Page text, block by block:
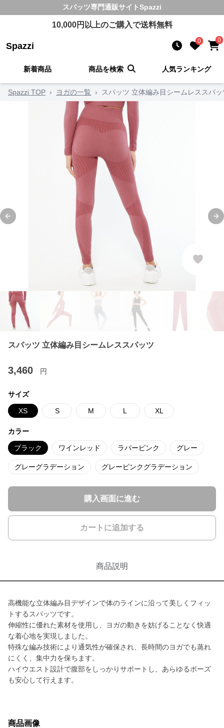
スパッツ専門通販サイトSpazzi
10,000円以上のご購入で送料無料
Spazzi 0 0
新着商品 商品を検索 人気ランキング
Spazzi TOP › ヨガの一覧 › スパッツ 立体編み目シームレススパッ
Previous slide
スパッツ 立体編み目シームレススパッツ
3,460 円
サイズ
XS S M L XL
カラー
ブラック ワインレッド ラバーピンク グレー
グレーグラデーション グレーピンクグラデーション
購入画面に進む
カートに追加する
商品説明
高機能な立体編み目デザインで体のラインに沿って美しくフィッ
トするスパッツです。
伸縮性に優れた素材を使用し、ヨガの動きを妨げることなく快適
な着心地を実現しました。
特殊な編み技術により通気性が確保され、長時間のヨガでも蒸れ
にくく、集中力を保ちます。
ハイウエスト設計で腹部をしっかりサポートし、あらゆるポーズ
も安心して行えます。
商品画像